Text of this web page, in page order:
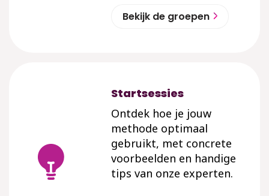
Bekijk de groepen
Startsessies
Ontdek hoe je jouw
methode optimaal
gebruikt, met concrete
voorbeelden en handige
tips van onze experten.